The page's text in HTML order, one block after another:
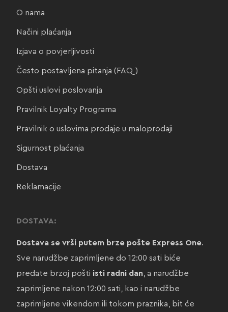
O nama
Načini plaćanja
Izjava o povjerljivosti
Često postavljena pitanja (FAQ)
Opšti uslovi poslovanja
Pravilnik Loyalty Programa
Pravilnik o uslovima prodaje u maloprodaji
Sigurnost plaćanja
Dostava
Reklamacije
DOSTAVA:
Dostava se vrši putem brze pošte Express One.
Sve narudžbe zaprimljene do 12:00 sati biće
predate brzoj pošti isti radni dan, a narudžbe
zaprimljene nakon 12:00 sati, kao i narudžbe
zaprimljene vikendom ili tokom praznika, bit će